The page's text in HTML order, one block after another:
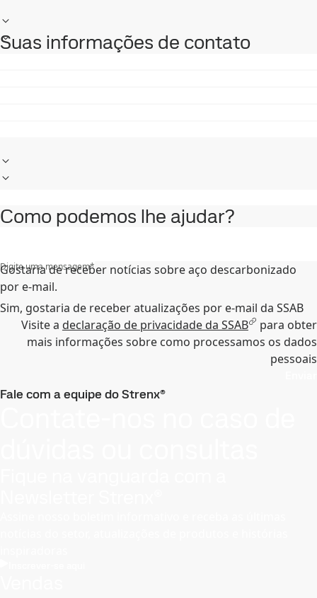
Suas informações de contato
Como podemos lhe ajudar?
Digite uma mensagem*
Gostaria de receber notícias sobre aço descarbonizado
por e-mail.
Sim, gostaria de receber atualizações por e-mail da SSAB
Visite a declaração de privacidade da SSAB
para obter
mais informações sobre como processamos os dados
pessoais
Fale com a equipe do Strenx®